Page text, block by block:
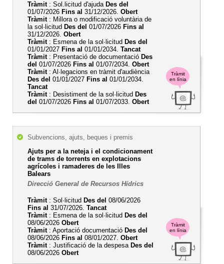
Tràmit
en línia
Tràmit: Sol.licitud d'ajuda Des del
01/07/2026 Fins al 31/12/2026. Obert
Tràmit: Millora o modificació voluntària de
la sol·licitud Des del 01/07/2026 Fins al
31/12/2026. Obert
Tràmit: Esmena de la sol·licitud Des del
01/01/2027 Fins al 01/01/2034. Tancat
Tràmit: Presentació de documentació Des
del 01/07/2026 Fins al 01/07/2034. Obert
Tràmit: Al·legacions en tràmit d'audiència
Des del 01/01/2027 Fins al 01/01/2034.
Tancat
Tràmit: Desistiment de la sol·licitud Des
del 01/07/2026 Fins al 01/07/2033. Obert
Tràmit
en línia
Subvencions, ajuts, beques i premis
Ajuts per a la neteja i el condicionament
de trams de torrents en explotacions
agrícoles i ramaderes de les Illes
Balears
Direcció General de Recursos Hídrics
Tràmit: Sol·licitud Des del 08/06/2026
Fins al 31/07/2026. Tancat
Tràmit: Esmena de la sol·licitud Des del
08/06/2026 Obert
Tràmit: Aportació documentació Des del
08/06/2026 Fins al 08/01/2027. Obert
Tràmit: Justificació de la despesa Des del
08/06/2026 Obert